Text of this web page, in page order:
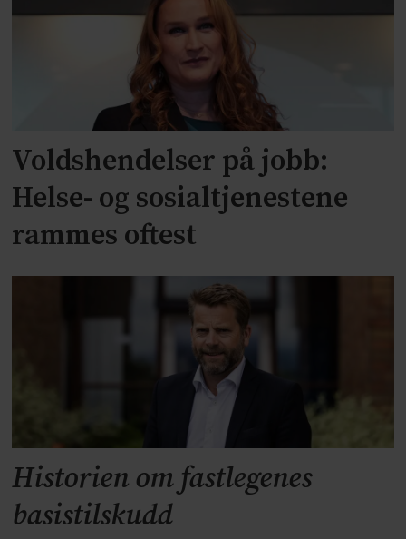
Voldshendelser på jobb:
Helse- og sosialtjenestene
rammes oftest
Historien om fastlegenes
basistilskudd